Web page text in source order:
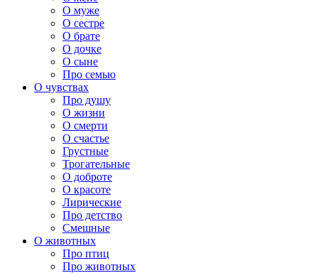
О муже
О сестре
О брате
О дочке
О сыне
Про семью
О чувствах
Про душу
О жизни
О смерти
О счастье
Грустные
Трогательные
О доброте
О красоте
Лирические
Про детство
Смешные
О животных
Про птиц
Про животных